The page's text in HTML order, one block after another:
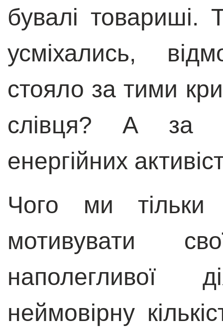
бувалі
усміхались,
стояло за тими
слівця? А за
енергійних
Чого ми
мотивувати
наполегливої
неймовірну